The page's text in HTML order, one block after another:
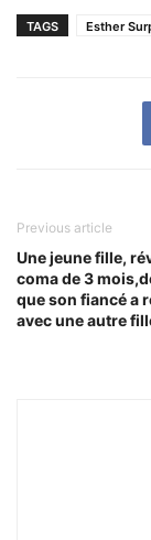
TAGS Esther
Previous article
Une jeune fille,
coma de 3
que son fiancé a
avec une autre